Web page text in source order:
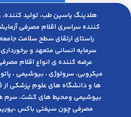
هلدینگ یاسین طب، تولید کننده،
کننده سراسری اقلام مصرفی
راﺳﺘﺎی ارﺗﻘﺎی ﺳﻄﺢ ﺳﻼﻣﺖ ﺟﺎﻣﻌﻪ
ﺳﺮﻣﺎﯾﻪ انسانی متعهد و ﺑﺮﺧﻮرداری
عرضه کننده ی انواع اﻗﻼم
میکروبی، ﺳﺮوﻟﻮژی ، ﺑﯿﻮﺷﯿﻤﯽ ،
ها و دانشگاه های علوم پزشکی از
بیوشیمی ومحیط های کشت، سرم
مصرفی چون سیفتی باکس